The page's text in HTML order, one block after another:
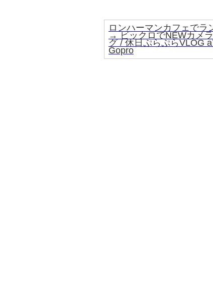
ロンハーマンカフェでラ
→ ビックロでNEWカメ
グ / 休日ぷらぷらVLOG
Gopro